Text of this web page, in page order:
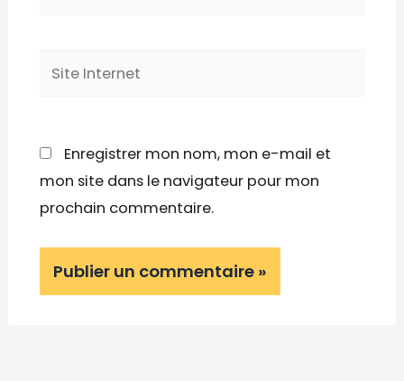
Enregistrer mon nom, mon e-mail et
mon site dans le navigateur pour mon
prochain commentaire.